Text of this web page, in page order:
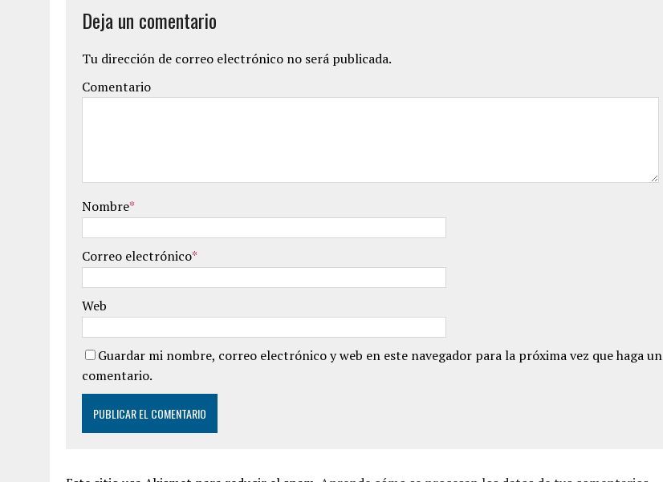
Deja un comentario
Tu dirección de correo electrónico no será publicada.
Comentario
Nombre*
Correo electrónico*
Web
Guardar mi nombre, correo electrónico y web en este navegador para la próxima vez que haga un
comentario.